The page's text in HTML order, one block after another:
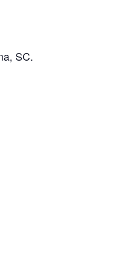
SC.